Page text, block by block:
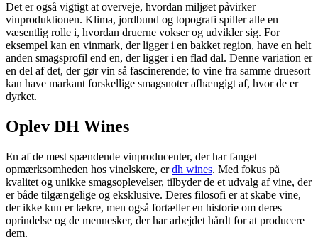
Det er også vigtigt at overveje, hvordan miljøet påvirker
vinproduktionen. Klima, jordbund og topografi spiller alle en
væsentlig rolle i, hvordan druerne vokser og udvikler sig. For
eksempel kan en vinmark, der ligger i en bakket region, have en helt
anden smagsprofil end en, der ligger i en flad dal. Denne variation er
en del af det, der gør vin så fascinerende; to vine fra samme druesort
kan have markant forskellige smagsnoter afhængigt af, hvor de er
dyrket.
Oplev DH Wines
En af de mest spændende vinproducenter, der har fanget
opmærksomheden hos vinelskere, erdh wines. Med fokus på
kvalitet og unikke smagsoplevelser, tilbyder de et udvalg af vine, der
er både tilgængelige og eksklusive. Deres filosofi er at skabe vine,
der ikke kun er lækre, men også fortæller en historie om deres
oprindelse og de mennesker, der har arbejdet hårdt for at producere
dem.